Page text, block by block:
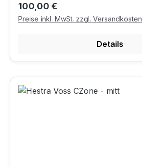
Regulärer Preis:
100,00 €
Preise inkl. MwSt. zzgl. Versandkosten
Details